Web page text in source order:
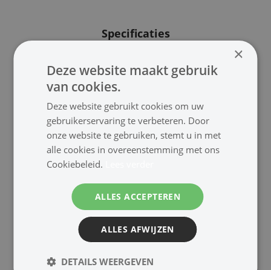
Specificaties
Type outside thread: M8 x 18
mm, inside thread: 9 mm
(⅜")
Colour chrome
Suitable for speaker systems
PAB-303/..., ESP-303/...
Admiss. ambient temp. 0-40
Weight 39 g
Packing unit 1
Packing dimensions (W x H x
L) 0.095 x 0.02 x 0.095 m
Gross weight 0.041 kg
Net weight 0.039 kg
×
Deze website maakt gebruik
van cookies.
Deze website gebruikt cookies om uw
gebruikerservaring te verbeteren. Door
onze website te gebruiken, stemt u in met
alle cookies in overeenstemming met ons
Cookiebeleid.
ALLES ACCEPTEREN
ALLES AFWIJZEN
DETAILS WEERGEVEN